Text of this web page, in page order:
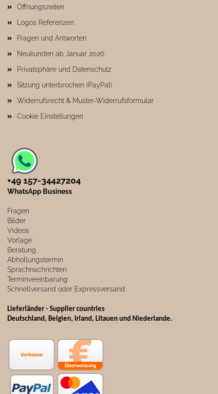
Öffnungszeiten
Logos Referenzen
Fragen und Antworten
Neukunden ab Januar 2026
Privatsphäre und Datenschutz
Sitzung unterbrochen (PayPal)
Widerrufsrecht & Muster-Widerrufsformular
Cookie Einstellungen
+49 157-34427204​
WhatsApp Business
Fragen
Bilder
Videos
Vorlage
Beratung
Abhollungstermin
Sprachnachrichten
Terminveeinbarung
Schnellversand oder Expressversand
Lieferländer - Supplier countries
Deutschland, Belgien, Irland, Litauen und Niederlande.